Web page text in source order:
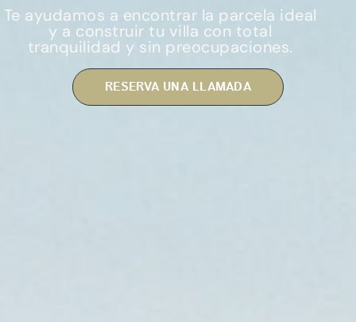
Te ayudamos a encontrar la parcela ideal
y a construir tu villa con total
tranquilidad y sin preocupaciones.
RESERVA UNA LLAMADA